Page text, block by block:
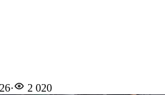
· 2 020